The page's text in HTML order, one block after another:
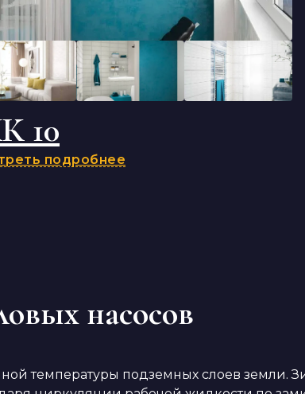
10
подробнее
насосов
температуры подземных слоев земли.